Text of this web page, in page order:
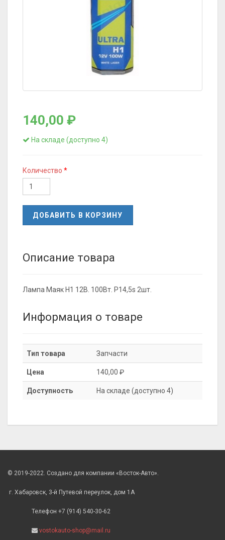
140,00 ₽
На складе (доступно 4)
Количество
ДОБАВИТЬ В КОРЗИНУ
Описание товара
Лампа Маяк H1 12В. 100Вт. P14,5s 2шт.
Информация о товаре
Тип товара Запчасти
Цена 140,00 ₽
Доступность На складе (доступно 4)
© 2019-2022. Создано для компании «Восток-Авто».
г. Хабаровск, 3-й Путевой переулок, дом 1А
Телефон +7 (914) 540-30-62
vostokauto-shop@mail.ru